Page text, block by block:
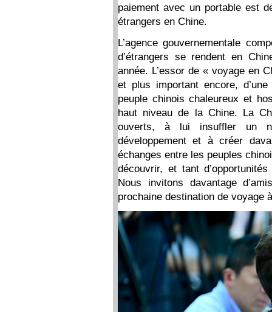
paiement avec un portable est
étrangers en Chine.
L’agence gouvernementale
d’étrangers se rendent en
année. L’essor de « voyage en
et plus important encore,
peuple chinois chaleureux et
haut niveau de la Chine. La
ouverts, à lui insuffler un
développement et à créer
échanges entre les peuples
découvrir, et tant
Nous invitons davantage
prochaine destination de voyage